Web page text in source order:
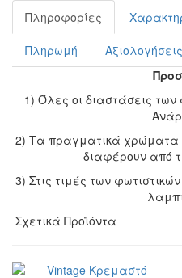
Πληροφορίες
Πληρωμή
Αξιολογήσεις
1) Όλες οι διαστάσεις των
2) Τα πραγματικά χρώματα
διαφέρουν από
3) Στις τιμές των
Σχετικά Προϊόντα